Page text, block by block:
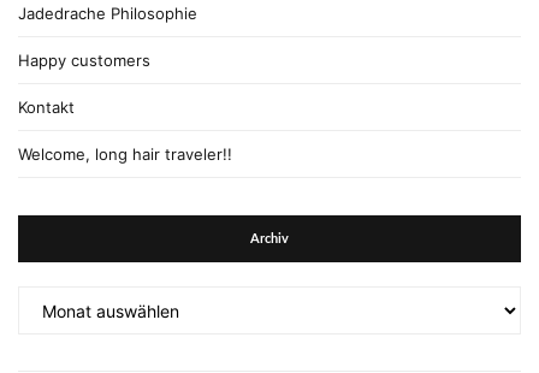
Jadedrache Philosophie
Happy customers
Kontakt
Welcome, long hair traveler!!
Archiv